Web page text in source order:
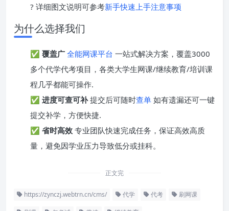
? 详细图文说明可参考新手快速上手注意事项
为什么选择我们
✅ 覆盖广 全能网课平台 一站式解决方案，覆盖3000
多个代学代考项目，各类大学生网课/继续教育/培训课
程几乎都能可操作.
✅ 进度可查可补提交后可随时查单 如有遗漏还可一键
提交补学，方便快捷.
✅ 省时高效 专业团队快速完成任务，保证高效高质
量，避免因学业压力导致低分或挂科。
正文完
https://zynczj.webtrn.cn/cms/ 代学 代考 刷网课